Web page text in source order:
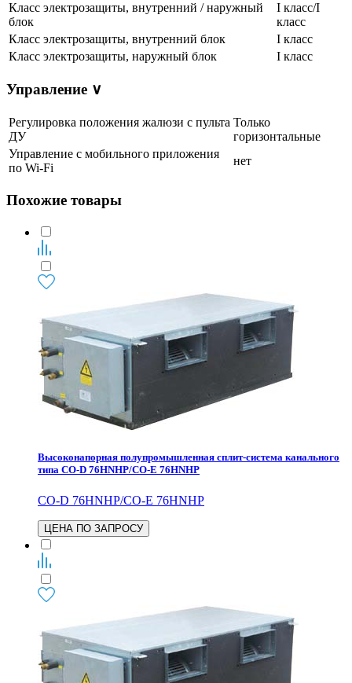
Класс электрозащиты, внутренний / наружный
блок
I класс/I
класс
Класс электрозащиты, внутренний блок
I класс
Класс электрозащиты, наружный блок
I класс
Управление ∨
Регулировка положения жалюзи с пульта
ДУ
Только
горизонтальные
Управление c мобильного приложения
по Wi-Fi
нет
Похожие товары
Высоконапорная полупромышленная сплит-система канального
типа CO-D 76HNHP/CO-E 76HNHP
CO-D 76HNHP/CO-E 76HNHP
ЦЕНА ПО ЗАПРОСУ